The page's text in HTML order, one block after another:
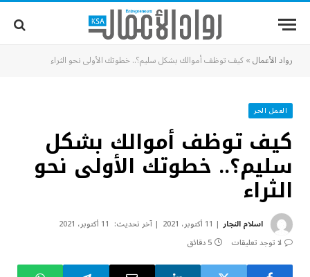
رواد الأعمال»كيف توظف أموالك بشكل سليم؟.. خطوتك الأولى نحو الثراء
العمل الحر
كيف توظف أموالك بشكل
سليم؟.. خطوتك الأولى نحو
الثراء
اسلام النجار 11 أكتوبر، 2021 آخر تحديث: 11 أكتوبر، 2021
لا توجد تعليقات
5 دقائق